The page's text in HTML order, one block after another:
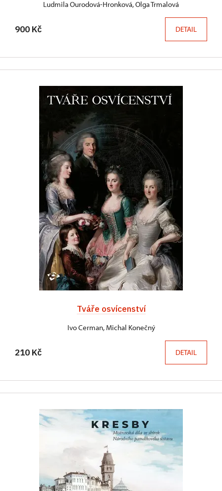
Ludmila Ourodová-Hronková, Olga Trmalová
900 Kč DETAIL
Tváře osvícenství
Ivo Cerman, Michal Konečný
210 Kč DETAIL